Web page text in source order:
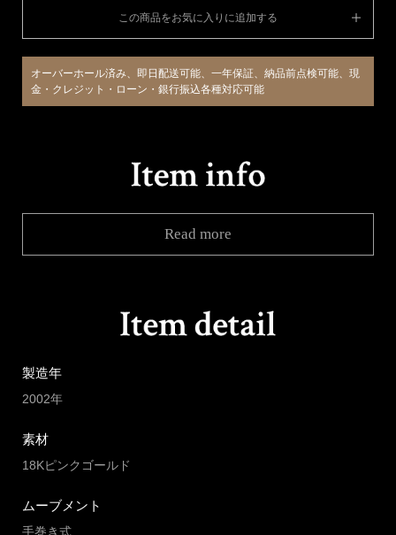
この商品をお気に入りに追加する
オーバーホール済み、即日配送可能、一年保証、納品前点検可能、現
金・クレジット・ローン・銀行振込各種対応可能
Read more
製造年
2002年
素材
18Kピンクゴールド
ムーブメント
手巻き式